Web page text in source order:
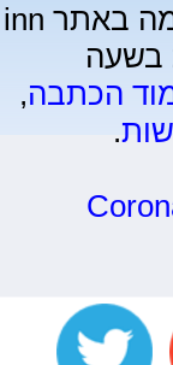
כתבה זאת פורסמה באתר inn
בתאריך 29-5-26 בשעה
הכתבה,
.